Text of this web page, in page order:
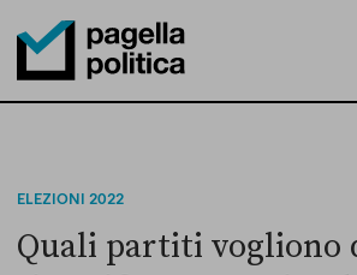
Pagella Politica Logo
ELEZIONI 2022
Quali partiti vogliono